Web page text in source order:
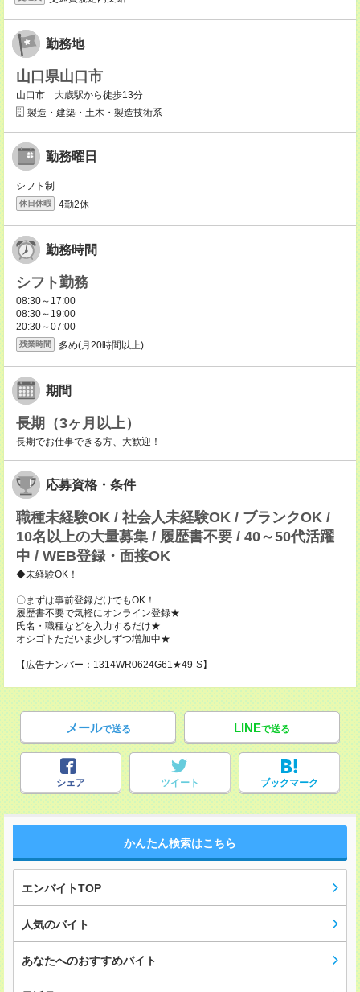
勤務地
山口県山口市
山口市 大歳駅から徒歩13分
製造・建築・土木・製造技術系
勤務曜日
シフト制
休日休暇 4勤2休
勤務時間
シフト勤務
08:30～17:00
08:30～19:00
20:30～07:00
残業時間 多め(月20時間以上)
期間
長期（3ヶ月以上）
長期でお仕事できる方、大歓迎！
応募資格・条件
職種未経験OK / 社会人未経験OK / ブランクOK /
10名以上の大量募集 / 履歴書不要 / 40～50代活躍
中 / WEB登録・面接OK
◆未経験OK！
〇まずは事前登録だけでもOK！
履歴書不要で気軽にオンライン登録★
氏名・職種などを入力するだけ★
オシゴトただいま少しずつ増加中★
【広告ナンバー：1314WR0624G61★49-S】
メールで送る LINEで送る
シェア ツイート ブックマーク
かんたん検索はこちら
エンバイトTOP
人気のバイト
あなたへのおすすめバイト